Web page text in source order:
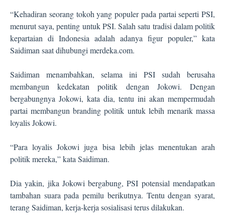
“Kehadiran seorang tokoh yang populer pada partai seperti PSI,
menurut saya, penting untuk PSI. Salah satu tradisi dalam politik
kepartaian di Indonesia adalah adanya figur populer,” kata
Saidiman saat dihubungi merdeka.com.
Saidiman menambahkan, selama ini PSI sudah berusaha
membangun kedekatan politik dengan Jokowi. Dengan
bergabungnya Jokowi, kata dia, tentu ini akan mempermudah
partai membangun branding politik untuk lebih menarik massa
loyalis Jokowi.
“Para loyalis Jokowi juga bisa lebih jelas menentukan arah
politik mereka,” kata Saidiman.
Dia yakin, jika Jokowi bergabung, PSI potensial mendapatkan
tambahan suara pada pemilu berikutnya. Tentu dengan syarat,
terang Saidiman, kerja-kerja sosialisasi terus dilakukan.